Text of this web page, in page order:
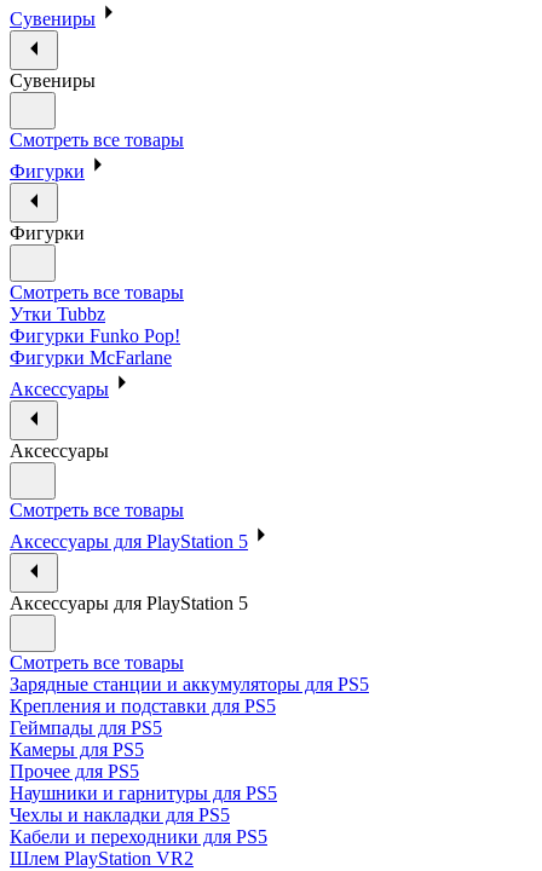
Сувениры
Сувениры
Смотреть все товары
Фигурки
Фигурки
Смотреть все товары
Утки Tubbz
Фигурки Funko Pop!
Фигурки McFarlane
Аксессуары
Аксессуары
Смотреть все товары
Аксессуары для PlayStation 5
Аксессуары для PlayStation 5
Смотреть все товары
Зарядные станции и аккумуляторы для PS5
Крепления и подставки для PS5
Геймпады для PS5
Камеры для PS5
Прочее для PS5
Наушники и гарнитуры для PS5
Чехлы и накладки для PS5
Кабели и переходники для PS5
Шлем PlayStation VR2